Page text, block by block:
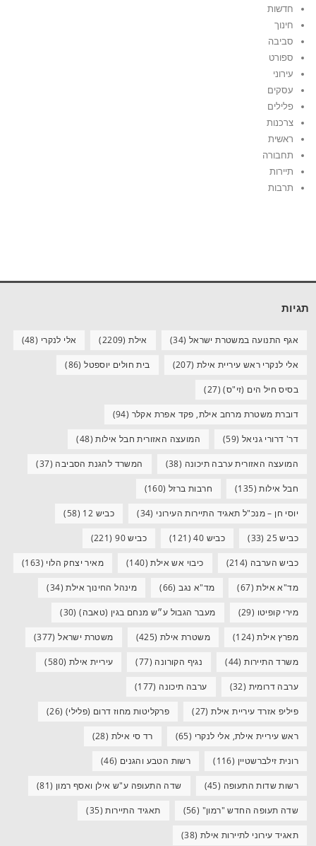
חדשות
חינוך
סביבה
ספורט
עירוני
עסקים
פלילים
צרכנות
ראשית
תחבורה
תיירות
תרבות
תגיות
אגף התנועה במשטרת ישראל (34) אילת(2209) אלי לנקרי (48)
אלי לנקרי ראש עיריית אילת (207) בית חולים יוספטל(86)
בסיס חיל הים (זי"ס)(27)
דוברת משטרת מרחב אילת, פקד אפרת אקלר (94)
דר' דרורי גניאל (59) המועצה האזורית חבל אילות(48)
המועצה האזורית ערבה תיכונה (38) המשרד להגנת הסביבה (37)
חבל אילות(135) חרבות ברזל (160)
יוסי חן – מנכ"ל תאגיד התיירות העירוני (34) כביש 12 (58)
כביש 25 (33) כביש 40 (121) כביש 90 (221)
כביש הערבה (214) כיבוי אש אילת(140) מאיר יצחק הלוי (163)
מד"א אילת(67) מד"א נגב(66) מינהל החינוך אילת(34)
מירי קופיטו (29) מעבר הגבול ע״ש מנחם בגין (טאבה)(30)
מפרץ אילת(124) משטרת אילת (425) משטרת ישראל(377)
משרד התיירות(44) נגיף הקורונה (77) עיריית אילת (580)
ערבה דרומית (32) ערבה תיכונה (177)
פיליפ אזרד עיריית אילת(27) פרקליטות מחוז דרום (פלילי) (26)
ראש עיריית אילת, אלי לנקרי (65) רד סי אילת (28)
רונית זילברשטיין (116) רשות הטבע והגנים (46)
רשות שדות התעופה (45) שדה התעופה ע"ש אילן ואסף רמון (81)
שדה תעופה החדש "רמון" (56) תאגיד התיירות(35)
תאגיד עירוני לתיירות אילת (38)